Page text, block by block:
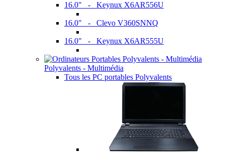
16.0" - Keynux X6AR556U
16.0" - Clevo V360SNNQ
16.0" - Keynux X6AR555U
Polyvalents - Multimédia
Tous les PC portables Polyvalents